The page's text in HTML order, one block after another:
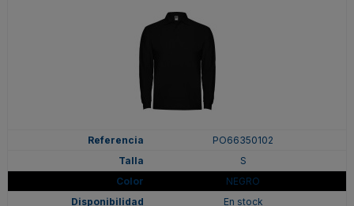
PO66350102
S
NEGRO
En stock